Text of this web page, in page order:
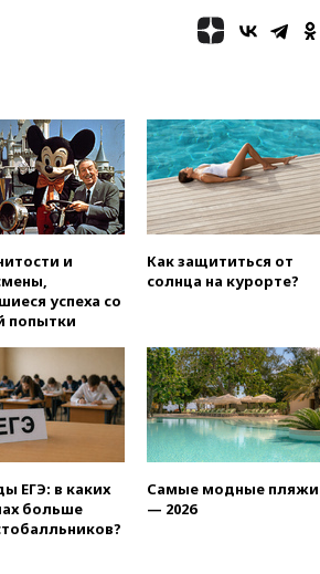
Четыре человека
пострадали при атаках ВСУ на
строительства военной базы в
Газе
вчера, 17:50Миронов призвал
снять «Яблоко» с выборов в
Госдуму
вчера, 17:45 Правительство
получит «золотую акцию» в
управлении аэропортом
вчера, 17:35Шесть человек
пострадали при ударе ВСУ по
автобусу в Запорожской
области
вчера, 17:25 В аэропортах
ограничения
вчера, 17:17
и
успеха со
попытки
Как защититься от
солнца на курорте?
ЕГЭ: в каких
больше
Самые модные пляжи
— 2026